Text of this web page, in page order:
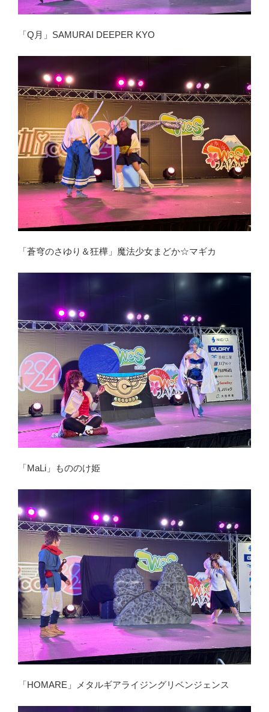
「Q月」SAMURAI DEEPER KYO
「蒼穹のさゆり＆狂樺」魔法少女まどか☆マギカ
「MaLi」もののけ姫
「HOMARE」メタルギアライジングリベンジェンス